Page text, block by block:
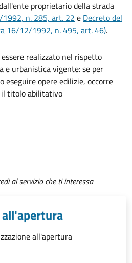
proprietario della strada
n. 285, art. 22 e Decreto del
16/12/1992, n. 495, art. 46).
realizzato nel rispetto
e urbanistica vigente: se per
eseguire opere edilizie, occorre
titolo abilitativo
al servizio che ti interessa
all'apertura